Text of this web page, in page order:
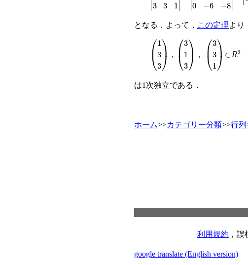
となる．よって， この定理より
1 33 ， 3 13 ， 3 31 ∈ 3
は1次独立である．
ホーム>>カテゴリー分類>>行列
利用規約 ，
google translate (English version)